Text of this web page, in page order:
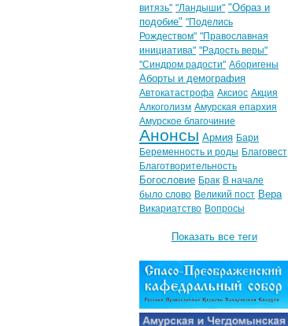
витязь" "Ландыши" "Образ и
подобие" "Поделись
Рождеством" "Православная
инициатива" "Радость веры"
"Синдром радости" Аборигены
Аборты и демография
Автокатастрофа Аксиос Акция
Алкоголизм Амурская епархия
Амурское благочиние
Анонсы Армия Бари
Беременность и роды Благовест
Благотворительность
Богословие Брак В начале
было слово Великий пост Вера
Викариатство Вопросы
Показать все теги